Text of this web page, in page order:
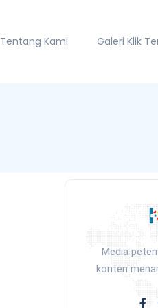
Tentang Kami Galeri Klik
Media
konten